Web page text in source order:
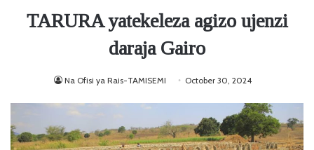
TARURA yatekeleza agizo ujenzi
daraja Gairo
Na Ofisi ya Rais-TAMISEMI October 30, 2024